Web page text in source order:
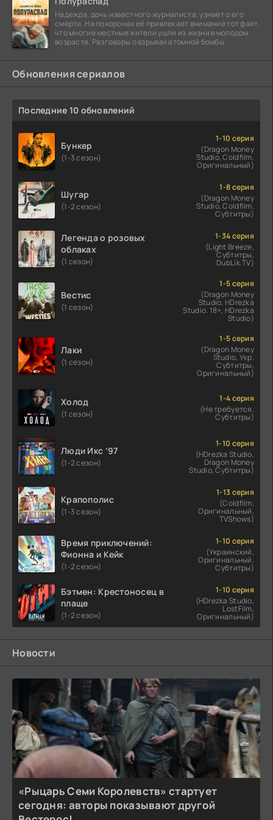
Надежда, дочь известного журналиста, узнаёт о его
смерти. На похоронах её привлекает внимание тот факт,
что многие местные жители ушли из жизни в молодом
возрасте. Разговоры о взрывах атомной бомбы
Обновления сериалов
Последние 10 обновлений
Бункер
(1-3 сезон)
1-10 серия
(Dragon Money
Studio, Coldfilm,
Оригинальный)
Шугар
(1-2 сезон)
1-8 серия
(Dragon Money
Studio, Coldfilm,
Субтитры)
Легенда о розовых
облаках
(1 сезон)
1-34 серия
(Light Breeze,
Субтитры,
DubLik.TV)
Вестис
(1 сезон)
1-5 серия
(Dragon Money
Studio, HDrezka
Studio. 18+, HDrezka
Studio)
Лаки
(1 сезон)
1-5 серия
(Dragon Money
Studio, Укр.
Субтитры,
Оригинальный)
Холод
(1 сезон)
1-4 серия
(Не требуется,
Субтитры)
Люди Икс ’97
(1-2 сезон)
1-10 серия
(HDrezka Studio,
Dragon Money
Studio, Субтитры)
Крапополис
(1-3 сезон)
1-13 серия
(Coldfilm,
Оригинальный,
TVShows)
Время приключений:
Фионна и Кейк
(1-2 сезон)
1-10 серия
(Украинский,
Оригинальный,
Субтитры)
Бэтмен: Крестоносец в
плаще
(1-2 сезон)
1-10 серия
(HDrezka Studio,
LostFilm,
Оригинальный)
Новости
«Рыцарь Семи Королевств» стартует
сегодня: авторы показывают другой